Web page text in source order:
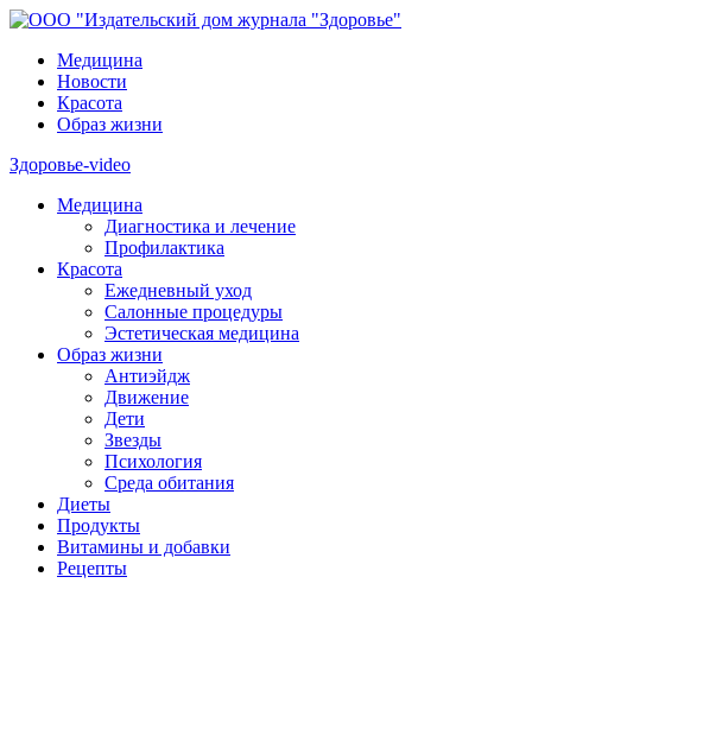
Медицина
Новости
Красота
Образ жизни
Здоровье-video
Медицина
Диагностика и лечение
Профилактика
Красота
Ежедневный уход
Салонные процедуры
Эстетическая медицина
Образ жизни
Антиэйдж
Движение
Дети
Звезды
Психология
Среда обитания
Диеты
Продукты
Витамины и добавки
Рецепты